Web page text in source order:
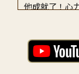
他成就了！心
吳〇〇2022-
曾有那麼一